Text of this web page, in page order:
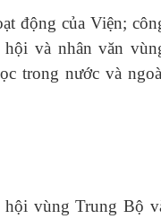
động của Viện;
và nhân văn
trong nước và
vùng Trung Bộ